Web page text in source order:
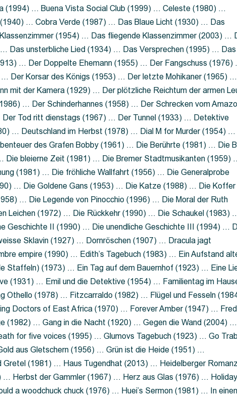
(1994) … Buena Vista Social Club (1999) … Celeste (1980) …
… Cobra Verde (1987) … Das Blaue Licht (1930) … Das
(1954) … Das fliegende Klassenzimmer (2003) …
Das unsterbliche Lied (1934) … Das Versprechen (1995) … Das
… Der Doppelte Ehemann (1955) … Der Fangschuss (1976)
Der Korsar des Königs (1953) … Der letzte Mohikaner (1965) …
mit der Kamera (1929) … Der plötzliche Reichtum der armen
… Der Schinderhannes (1958) … Der Schrecken vom
Tod ritt dienstags (1967) … Der Tunnel (1933) … Detektive
… Deutschland im Herbst (1978) … Dial M for Murder (1954) …
des Grafen Bobby (1961) … Die Berührte (1981) … Die
Die bleierne Zeit (1981) … Die Bremer Stadtmusikanten (1959)
(1981) … Die fröhliche Wallfahrt (1956) … Die Generalprobe
… Die Goldene Gans (1953) … Die Katze (1988) … Die Koffer
… Die Legende von Pinocchio (1996) … Die Moral der Ruth
Leichen (1972) … Die Rückkehr (1990) … Die Schaukel (1983)
Geschichte II (1990) … Die unendliche Geschichte III (1994) …
Sklavin (1927) … Dornröschen (1907) … Dracula jagt
empire (1990) … Edith’s Tagebuch (1983) … Ein Aufstand
Staffeln) (1973) … Ein Tag auf dem Bauernhof (1923) … Eine
(1931) … Emil und die Detektive (1954) … Familientag im
Othello (1978) … Fitzcarraldo (1982) … Flügel und Fesseln
Doctors of East Africa (1970) … Forever Amber (1947) …
(1982) … Gang in die Nacht (1920) … Gegen die Wand (2004) …
for five voices (1995) … Glumovs Tagebuch (1923) … Go
aus Gletschern (1956) … Grün ist die Heide (1951) …
Gretel (1981) … Haus Tugendhat (2013) … Heidelberger
Herbst der Gammler (1967) … Herz aus Glas (1976) …
a woodchuck chuck (1976) … Huei’s Sermon (1981) … In